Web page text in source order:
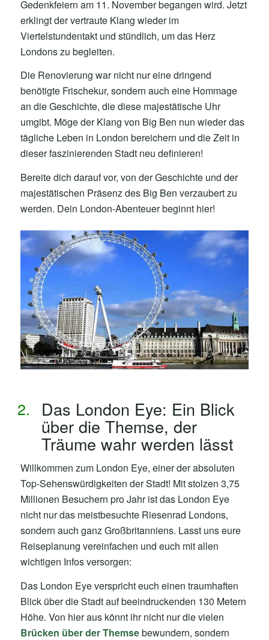
Gedenkfeiern am 11. November begangen wird. Jetzt
erklingt der vertraute Klang wieder im
Viertelstundentakt und stündlich, um das Herz
Londons zu begleiten.
Die Renovierung war nicht nur eine dringend
benötigte Frischekur, sondern auch eine Hommage
an die Geschichte, die diese majestätische Uhr
umgibt. Möge der Klang von Big Ben nun wieder das
tägliche Leben in London bereichern und die Zeit in
dieser faszinierenden Stadt neu definieren!
Bereite dich darauf vor, von der Geschichte und der
majestätischen Präsenz des Big Ben verzaubert zu
werden. Dein London-Abenteuer beginnt hier!
Das London Eye: Ein Blick
über die Themse, der
Träume wahr werden lässt
Willkommen zum London Eye, einer der absoluten
Top-Sehenswürdigkeiten der Stadt! Mit stolzen 3,75
Millionen Besuchern pro Jahr ist das London Eye
nicht nur das meistbesuchte Riesenrad Londons,
sondern auch ganz Großbritanniens. Lasst uns eure
Reiseplanung vereinfachen und euch mit allen
wichtigen Infos versorgen:
Das London Eye verspricht euch einen traumhaften
Blick über die Stadt auf beeindruckenden 130 Metern
Höhe. Von hier aus könnt ihr nicht nur die vielen
Brücken über der Themsebewundern, sondern